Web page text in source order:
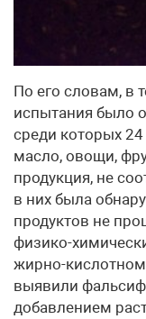
По его словам, в
испытания было
среди которых
масло, овощи,
продукция, не
в них была
продуктов не
физико-
жирно-
выявили
добавлением